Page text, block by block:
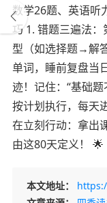
数学26题、英语听
巧 1. 错题三遍法
型（如选择题→解
单词，睡前复盘当
迹！记住：“基础题
按计划执行，每天
在立刻行动：拿出
由这80天定义！ 🌟
本文地址：